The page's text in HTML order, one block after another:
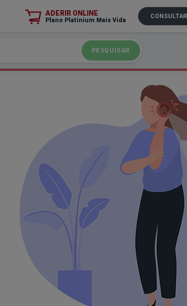
ADERIR ONLINE
Plano Platinium Mais Vida
PESQUISAR